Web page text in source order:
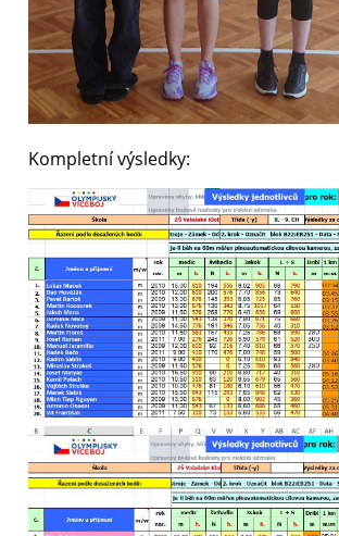
Kompletní výsledky: